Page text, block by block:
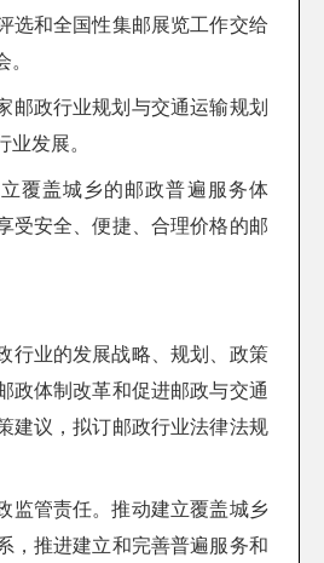
选和全国性集邮展览工作交给
邮政行业规划与交通运输规划
业发展。
立覆盖城乡的邮政普遍服务体
受安全、便捷、合理价格的邮
行业的发展战略、规划、政策
政体制改革和促进邮政与交通
建议，拟订邮政行业法律法规
监管责任。推动建立覆盖城乡
，推进建立和完善普遍服务和